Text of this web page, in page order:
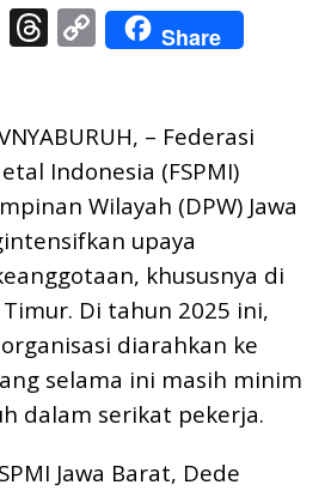
T
er
T
a
d
s
C
o
y
Li
n
k
Share
– Federasi
Indonesia (FSPMI)
Wilayah (DPW) Jawa
upaya
khususnya di
Di tahun 2025 ini,
diarahkan ke
selama ini masih minim
dalam serikat pekerja.
Jawa Barat, Dede